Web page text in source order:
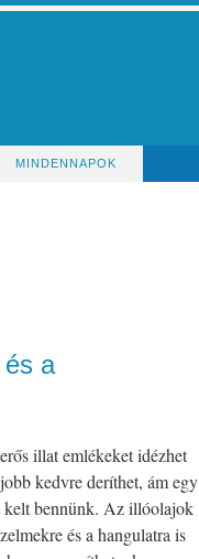
MINDENNAPOK
a
illat emlékeket idézhet
kedvre deríthet, ám egy
kelt bennünk. Az illóolajok
és a hangulatra is